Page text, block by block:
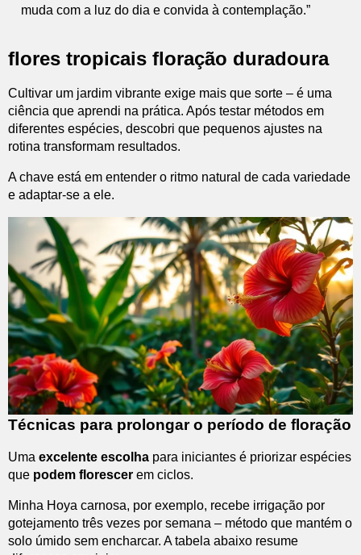
muda com a luz do dia e convida à contemplação.”
flores tropicais floração duradoura
Cultivar um jardim vibrante exige mais que sorte – é uma
ciência que aprendi na prática. Após testar métodos em
diferentes espécies, descobri que pequenos ajustes na
rotina transformam resultados.
A chave está em entender o ritmo natural de cada variedade
e adaptar-se a ele.
Técnicas para prolongar o período de floração
Uma excelente escolha para iniciantes é priorizar espécies
que podem florescer em ciclos.
Minha Hoya carnosa, por exemplo, recebe irrigação por
gotejamento três vezes por semana – método que mantém o
solo úmido sem encharcar. A tabela abaixo resume